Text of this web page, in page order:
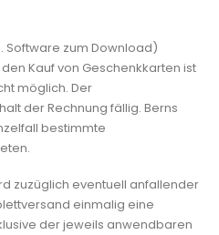
Software zum Download)
Kauf von Geschenkkarten ist
möglich. Der
der Rechnung fällig. Berns
bestimmte
zuzüglich eventuell anfallender
einmalig eine
der jeweils anwendbaren